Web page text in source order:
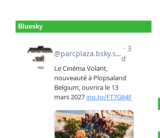
Bluesky